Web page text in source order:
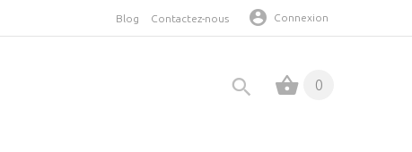
Connexion
Blog Contactez-nous
0